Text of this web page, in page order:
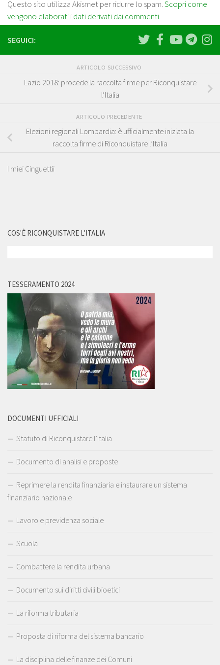
Questo sito utilizza Akismet per ridurre lo spam.Scopri come
vengono elaborati i dati derivati dai commenti.
SEGUICI:
ARTICOLO SUCCESSIVO
Lazio 2018: procede la raccolta firme per Riconquistare
l’Italia
ARTICOLO PRECEDENTE
Elezioni regionali Lombardia: è ufficialmente iniziata la
raccolta firme di Riconquistare l’Italia
I miei Cinguettii
COS'È RICONQUISTARE L'ITALIA
TESSERAMENTO 2024
DOCUMENTI UFFICIALI
Statuto di Riconquistare l’Italia
Documento di analisi e proposte
Reprimere la rendita finanziaria e instaurare un sistema
finanziario nazionale
Lavoro e previdenza sociale
Scuola
Combattere la rendita urbana
Documento sui diritti civili bioetici
La riforma tributaria
Proposta di riforma del sistema bancario
La disciplina delle finanze dei Comuni